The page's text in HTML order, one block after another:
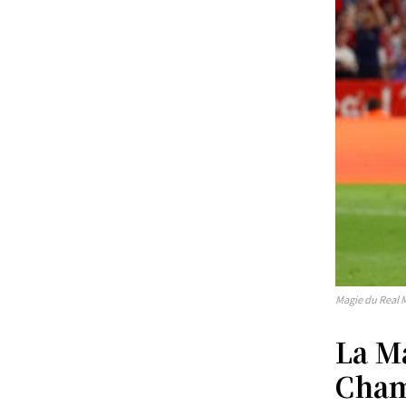
Magie du Real
La